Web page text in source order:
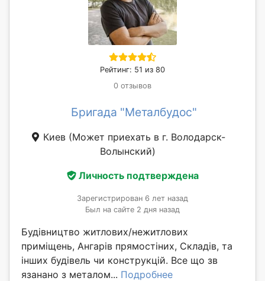
Рейтинг: 51 из 80
0 отзывов
Бригада "Металбудос"
Киев (Может приехать в г. Володарск-
Волынский)
Личность подтверждена
Зарегистрирован 6 лет назад
Был на сайте 2 дня назад
Будівництво житлових/нежитлових
приміщень, Ангарів прямостіних, Складів, та
інших будівель чи конструкцій. Все що зв
язанано з металом... Подробнее